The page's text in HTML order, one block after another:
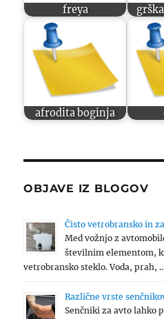
freya
afrodita boginja
OBJAVE IZ BLOGOV
Čisto vetrobransko in
Med vožnjo z
številnim elementom,
vetrobransko steklo. Voda, prah,
Različne vrste
Senčniki za avto lahko